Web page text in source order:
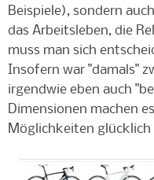
Beispiele), sondern
das Arbeitsleben, die
muss man sich
Insofern war "damals"
irgendwie eben auch
Dimensionen machen
Möglichkeiten glücklich